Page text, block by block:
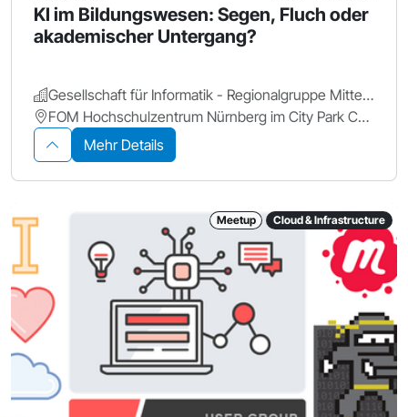
KI im Bildungswesen: Segen, Fluch oder
akademischer Untergang?
Gesellschaft für Informatik - Regionalgruppe Mittelfranken
FOM Hochschulzentrum Nürnberg im City Park Center, Seminarraum S16
Mehr Details
Meetup Cloud & Infrastructure